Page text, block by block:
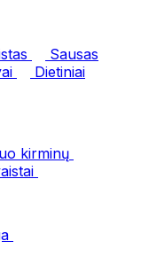
Sausas
Dietiniai
kirminų